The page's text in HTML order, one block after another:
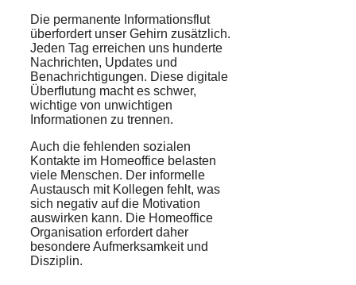
Die permanente Informationsflut
überfordert unser Gehirn zusätzlich.
Jeden Tag erreichen uns hunderte
Nachrichten, Updates und
Benachrichtigungen. Diese digitale
Überflutung macht es schwer,
wichtige von unwichtigen
Informationen zu trennen.
Auch die fehlenden sozialen
Kontakte im Homeoffice belasten
viele Menschen. Der informelle
Austausch mit Kollegen fehlt, was
sich negativ auf die Motivation
auswirken kann. Die Homeoffice
Organisation erfordert daher
besondere Aufmerksamkeit und
Disziplin.